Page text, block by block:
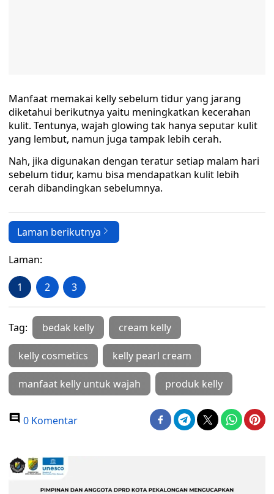
Manfaat memakai kelly sebelum tidur yang jarang
diketahui berikutnya yaitu meningkatkan kecerahan
kulit. Tentunya, wajah glowing tak hanya seputar kulit
yang lembut, namun juga tampak lebih cerah.
Nah, jika digunakan dengan teratur setiap malam hari
sebelum tidur, kamu bisa mendapatkan kulit lebih
cerah dibandingkan sebelumnya.
Laman berikutnya
Laman:
1 2 3
Tag: bedak kelly cream kelly
kelly cosmetics kelly pearl cream
manfaat kelly untuk wajah produk kelly
0 Komentar